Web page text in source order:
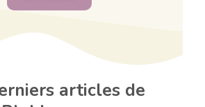
articles de